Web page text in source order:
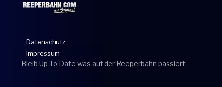
Datenschutz
Impressum
Bleib Up To Date was auf der Reeperbahn passiert: